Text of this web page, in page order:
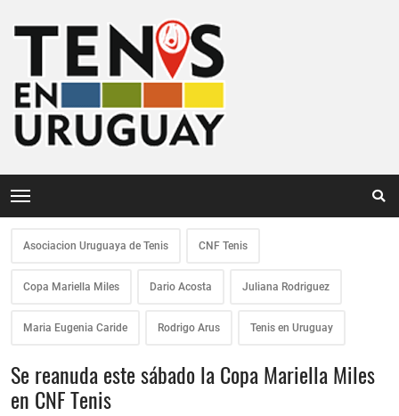
Asociacion Uruguaya de Tenis CNF Tenis
Copa Mariella Miles Dario Acosta Juliana Rodriguez
Maria Eugenia Caride Rodrigo Arus Tenis en Uruguay
Se reanuda este sábado la Copa Mariella Miles
en CNF Tenis